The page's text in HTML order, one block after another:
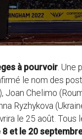
à pourvoir. Une
le nom des
Joan Chelimo
Ryzhykova
le 25 août.
et le 20